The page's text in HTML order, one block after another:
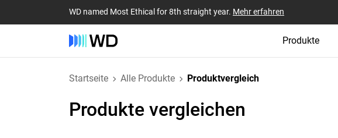
WD named Most Ethical for 8th straight year. Mehr erfahren
Produkte
Startseite Alle Produkte Produktvergleich
Produkte vergleichen